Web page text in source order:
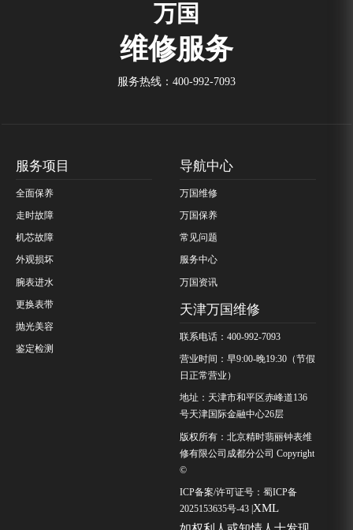
万国
维修服务
服务热线： 400-992-7093
服务项目
全面保养
走时故障
机芯故障
外观损坏
腕表进水
更换表带
抛光美容
鉴定检测
导航中心
万国维修
万国保养
常见问题
服务中心
万国资讯
天津万国维修
联系电话：400-992-7093
营业时间：早9:00-晚19:30（节假
日正常营业）
地址：天津市和平区赤峰道136
号天津国际金融中心26层
版权所有：北京精时翡丽钟表维
修有限公司成都分公司 Copyright
©
ICP备案/许可证号：蜀ICP备
2025153635号-43 XML